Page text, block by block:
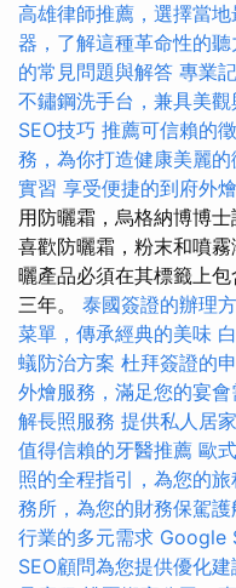
高雄律師推薦，選擇當
器，了解這種革命性的
的常見問題與解答 專業
不鏽鋼洗手台，兼具美觀
SEO技巧 推薦可信賴的
務，為你打造健康美麗的
實習 享受便捷的到府外
用防曬霜，烏格納博博
喜歡防曬霜，粉末和噴
曬產品必須在其標籤上
三年。 泰國簽證的辦理
菜單，傳承經典的美味
蟻防治方案 杜拜簽證的
外燴服務，滿足您的宴會
解長照服務 提供私人居
值得信賴的牙醫推薦 歐
照的全程指引，為您的
務所，為您的財務保駕護
行業的多元需求 Google
SEO顧問為您提供優化建